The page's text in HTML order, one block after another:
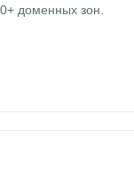
доменных зон.